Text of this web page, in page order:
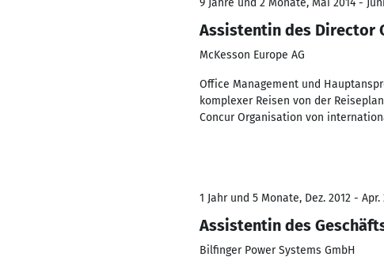
9 Jahre und 2 Monate, Mai 2014 -
Assistentin des Director
McKesson Europe AG
Office Management und
komplexer Reisen von der
Concur Organisation von
1 Jahr und 5 Monate, Dez. 2012 - Apr.
Assistentin des
Bilfinger Power Systems GmbH